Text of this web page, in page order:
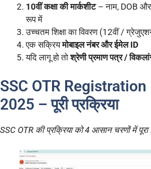
10वीं कक्षा की मार्कशीट– नाम, DOB
रूप में
उच्चतम शिक्षा का विवरण (12वीं /
एक सक्रियमोबाइल नंबर और ईमेल ID
यदि लागू हो तोश्रेणी प्रमाण पत्र /
SSC OTR
2025 – पूरी प्रक्रिया
SSC OTR की प्रक्रिया को 4 आसान चरणों में